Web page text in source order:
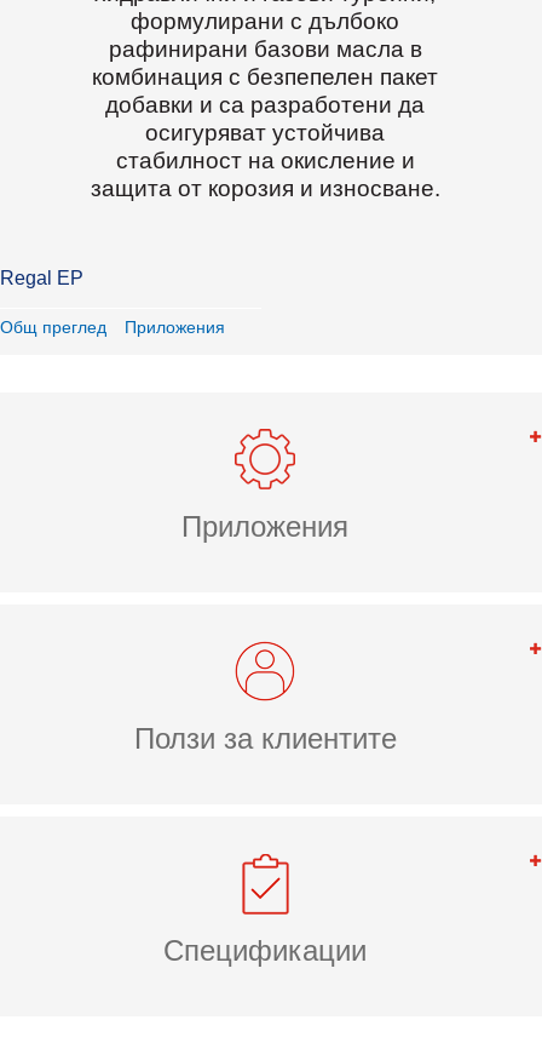
формулирани с дълбоко
рафинирани базови масла в
комбинация с безпепелен пакет
добавки и са разработени да
осигуряват устойчива
стабилност на окисление и
защита от корозия и износване.
Regal EP
Общ преглед Приложения
Приложения
Ползи за клиентите
Спецификации